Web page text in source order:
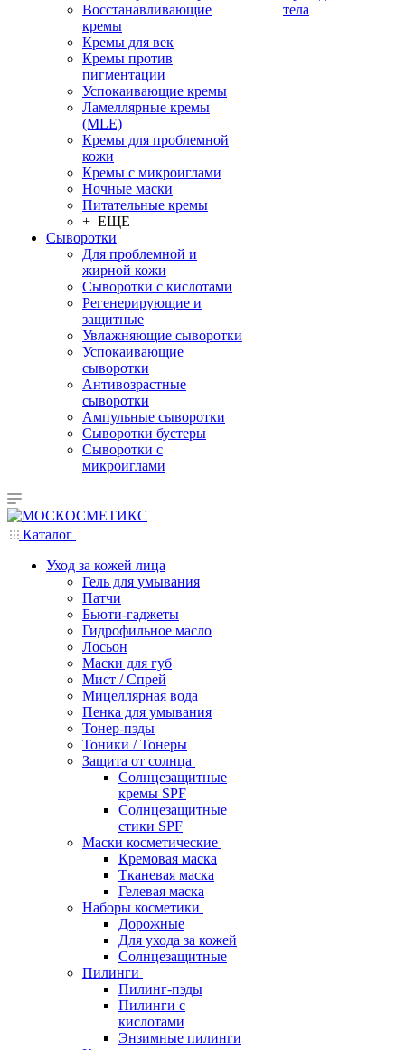
Восстанавливающие
кремы
Кремы для век
Кремы против
пигментации
Успокаивающие кремы
Ламеллярные кремы
(MLE)
Кремы для проблемной
кожи
Кремы с микроиглами
Ночные маски
Питательные кремы
+ ЕЩЕ
Сыворотки
Для проблемной и
жирной кожи
Сыворотки с кислотами
Регенерирующие и
защитные
Увлажняющие сыворотки
Успокаивающие
сыворотки
Антивозрастные
сыворотки
Ампульные сыворотки
Сыворотки бустеры
Сыворотки с
микроиглами
тела
Каталог
Уход за кожей лица
Гель для умывания
Патчи
Бьюти-гаджеты
Гидрофильное масло
Лосьон
Маски для губ
Мист / Спрей
Мицеллярная вода
Пенка для умывания
Тонер-пэды
Тоники / Тонеры
Защита от солнца
Солнцезащитные
кремы SPF
Солнцезащитные
стики SPF
Маски косметические
Кремовая маска
Тканевая маска
Гелевая маска
Наборы косметики
Дорожные
Для ухода за кожей
Солнцезащитные
Пилинги
Пилинг-пэды
Пилинги с
кислотами
Энзимные пилинги